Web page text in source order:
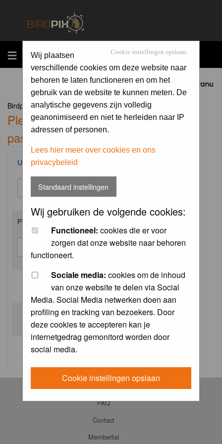
MENU
Sponsored by
Cookie instellingen opslaan
Wij plaatsen
verschillende cookies om deze website naar
behoren te laten functioneren en om het
gebruik van de website te kunnen meten. De
analytische gegevens zijn volledig
geanonimiseerd en niet te herleiden naar IP
adressen of personen.
Lees hier meer over cookies en ons
privacybeleid
Standaard instellingen
Wij gebruiken de volgende cookies:
Functioneel: cookies die er voor
zorgen dat onze website naar behoren
functioneert.
Sociale media: cookies om de inhoud
van onze website te delen via Social
Media. Social Media netwerken doen aan
profiling en tracking van bezoekers. Door
deze cookies te accepteren kan je
internetgedrag gemonitord worden door
social media.
Cookie instellingen opslaan
Birdpix.nl Forum Index
Please enter your username and
password to log in.
Username:
Password:
Log me on automatically each visit:
I forgot my password
FAQ
Contact
Memberlist